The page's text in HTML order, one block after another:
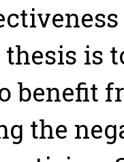
is
benefit
the